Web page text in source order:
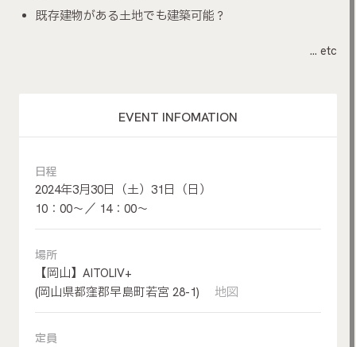
既存建物がある土地でも建築可能？
… etc
EVENT INFOMATION
日程
2024年3月30日（土）31日（日）
10：00～／ 14：00～
場所
【岡山】AITOLIV+
(岡山県都窪郡早島町若宮 28-1) 地図
定員